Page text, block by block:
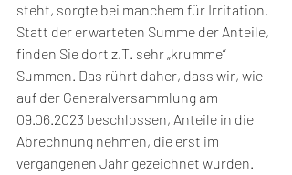
steht, sorgte bei manchem für Irritation.
Statt der erwarteten Summe der Anteile,
finden Sie dort z.T. sehr „krumme“
Summen. Das rührt daher, dass wir, wie
auf der Generalversammlung am
09.06.2023 beschlossen, Anteile in die
Abrechnung nehmen, die erst im
vergangenen Jahr gezeichnet wurden.